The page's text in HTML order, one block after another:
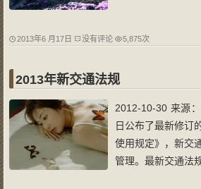
2013年6 月17日 没有评论 5,875次
2013年新交通法规
2012-10-30 来源
日公布了最新修订
使用规定》，新交
管理。最新交通法